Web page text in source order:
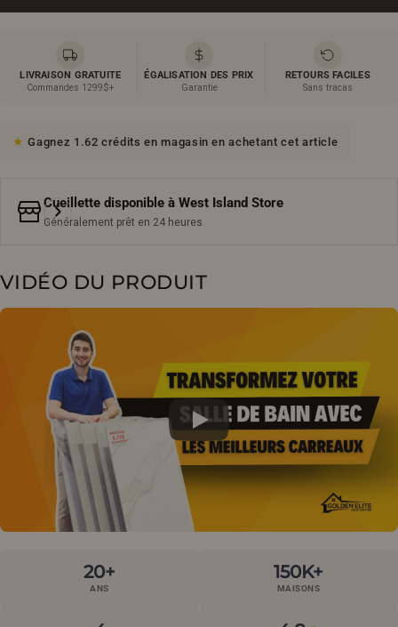
LIVRAISON GRATUITE
Commandes 1299$+
ÉGALISATION DES PRIX
Garantie
RETOURS FACILES
Sans tracas
Gagnez 1.62 crédits en magasin en achetant cet article
Cueillette disponible à West Island Store
Généralement prêt en 24 heures
VIDÉO DU PRODUIT
20+
ANS
150K+
MAISONS